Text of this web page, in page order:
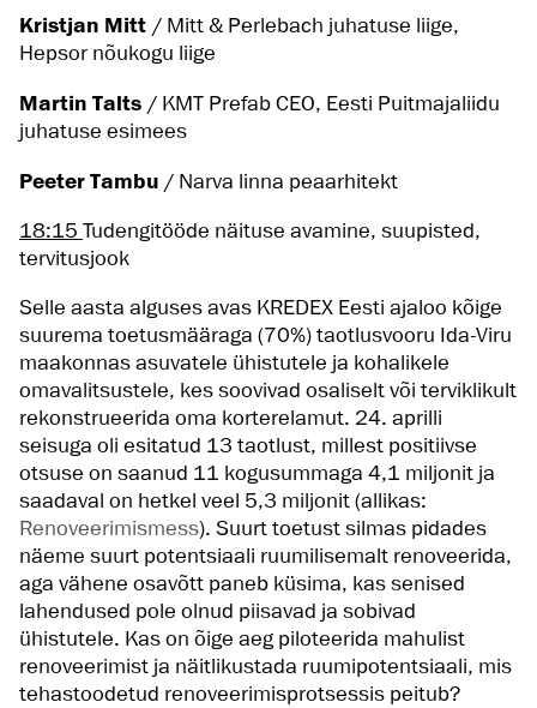
Kristjan Mitt / Mitt & Perlebach juhatuse liige,
Hepsor nõukogu liige
Martin Talts / KMT Prefab CEO, Eesti Puitmajaliidu
juhatuse esimees
Peeter Tambu / Narva linna peaarhitekt
18:15 Tudengitööde näituse avamine, suupisted,
tervitusjook
Selle aasta alguses avas KREDEX Eesti ajaloo kõige
suurema toetusmääraga (70%) taotlusvooru Ida-Viru
maakonnas asuvatele ühistutele ja kohalikele
omavalitsustele, kes soovivad osaliselt või terviklikult
rekonstrueerida oma korterelamut. 24. aprilli
seisuga oli esitatud 13 taotlust, millest positiivse
otsuse on saanud 11 kogusummaga 4,1 miljonit ja
saadaval on hetkel veel 5,3 miljonit (allikas:
Renoveerimismess). Suurt toetust silmas pidades
näeme suurt potentsiaali ruumilisemalt renoveerida,
aga vähene osavõtt paneb küsima, kas senised
lahendused pole olnud piisavad ja sobivad
ühistutele. Kas on õige aeg piloteerida mahulist
renoveerimist ja näitlikustada ruumipotentsiaali, mis
tehastoodetud renoveerimisprotsessis peitub?